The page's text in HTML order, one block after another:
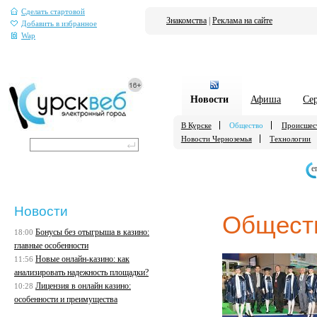
Сделать стартовой
Добавить в избранное
Wap
Знакомства Реклама на сайте
Новости Афиша
В Курске Общество
Новости Черноземья
Технологии
Новости
18:00 Бонусы без отыгрыша в казино:
главные особенности
11:56 Новые онлайн-казино: как
анализировать надежность площадки?
10:28 Лицензия в онлайн казино:
особенности и преимущества